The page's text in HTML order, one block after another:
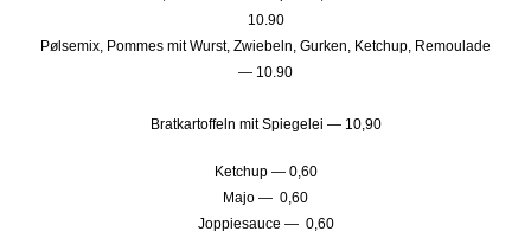
10.90
Pølsemix, Pommes mit Wurst, Zwiebeln, Gurken, Ketchup, Remoulade
— 10.90
Bratkartoffeln mit Spiegelei — 10,90
Ketchup — 0,60
Majo — 0,60
Joppiesauce — 0,60